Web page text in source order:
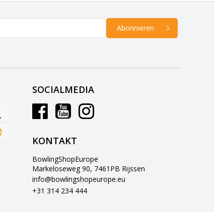
Abonnieren
SOCIALMEDIA
KONTAKT
BowlingShopEurope
Markeloseweg 90, 7461PB Rijssen
info@bowlingshopeurope.eu
+31 314 234 444